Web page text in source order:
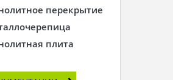
перекрытие
плита